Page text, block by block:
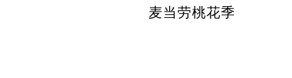
麦当劳桃花季